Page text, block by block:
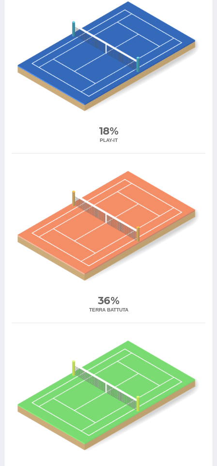
18%
PLAY-IT
36%
TERRA BATTUTA